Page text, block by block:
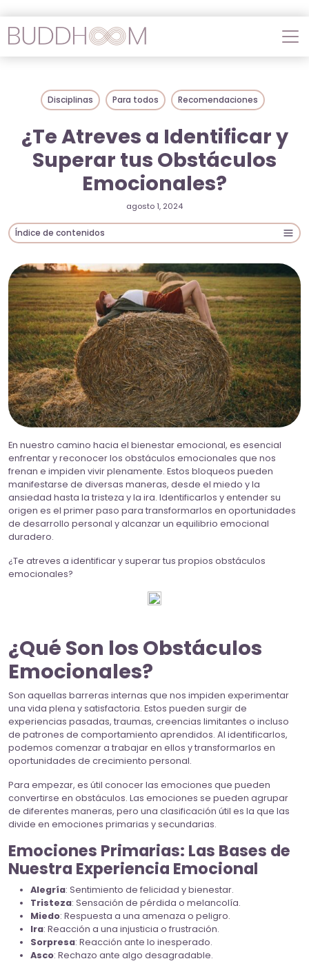
Disciplinas Para todos Recomendaciones
¿Te Atreves a Identificar y
Superar tus Obstáculos
Emocionales?
agosto 1, 2024
Índice de contenidos
En nuestro camino hacia el bienestar emocional, es esencial
enfrentar y reconocer los obstáculos emocionales que nos
frenan e impiden vivir plenamente. Estos bloqueos pueden
manifestarse de diversas maneras, desde el miedo y la
ansiedad hasta la tristeza y la ira. Identificarlos y entender su
origen es el primer paso para transformarlos en oportunidades
de desarrollo personal y alcanzar un equilibrio emocional
duradero.
¿Te atreves a identificar y superar tus propios obstáculos
emocionales?
¿Qué Son los Obstáculos
Emocionales?
Son aquellas barreras internas que nos impiden experimentar
una vida plena y satisfactoria. Estos pueden surgir de
experiencias pasadas, traumas, creencias limitantes o incluso
de patrones de comportamiento aprendidos. Al identificarlos,
podemos comenzar a trabajar en ellos y transformarlos en
oportunidades de crecimiento personal.
Para empezar, es útil conocer las emociones que pueden
convertirse en obstáculos. Las emociones se pueden agrupar
de diferentes maneras, pero una clasificación útil es la que las
divide en emociones primarias y secundarias.
Emociones Primarias: Las Bases de
Nuestra Experiencia Emocional
Alegría: Sentimiento de felicidad y bienestar.
Tristeza: Sensación de pérdida o melancolía.
Miedo: Respuesta a una amenaza o peligro.
Ira: Reacción a una injusticia o frustración.
Sorpresa: Reacción ante lo inesperado.
Asco: Rechazo ante algo desagradable.